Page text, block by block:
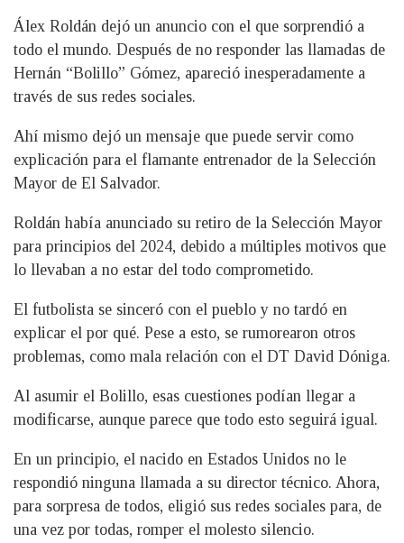
Álex Roldán dejó un anuncio con el que sorprendió a
todo el mundo. Después de no responder las llamadas de
Hernán “Bolillo” Gómez, apareció inesperadamente a
través de sus redes sociales.
Ahí mismo dejó un mensaje que puede servir como
explicación para el flamante entrenador de la Selección
Mayor de El Salvador.
Roldán había anunciado su retiro de la Selección Mayor
para principios del 2024, debido a múltiples motivos que
lo llevaban a no estar del todo comprometido.
El futbolista se sinceró con el pueblo y no tardó en
explicar el por qué. Pese a esto, se rumorearon otros
problemas, como mala relación con el DT David Dóniga.
Al asumir el Bolillo, esas cuestiones podían llegar a
modificarse, aunque parece que todo esto seguirá igual.
En un principio, el nacido en Estados Unidos no le
respondió ninguna llamada a su director técnico. Ahora,
para sorpresa de todos, eligió sus redes sociales para, de
una vez por todas, romper el molesto silencio.